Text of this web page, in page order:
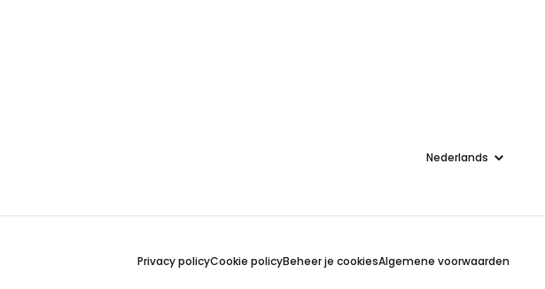
Taal
Privacy policyCookie policyBeheer je cookiesAlgemene voorwaarden